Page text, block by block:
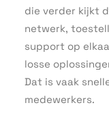
die verder kijkt
netwerk,
support op
losse
Dat is vaak
medewerkers.